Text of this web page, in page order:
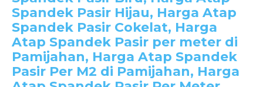
Spandek Pasir Hijau, Harga Atap
Spandek Pasir Cokelat, Harga
Atap Spandek Pasir per meter di
Pamijahan, Harga Atap Spandek
Pasir Per M2 di Pamijahan, Harga